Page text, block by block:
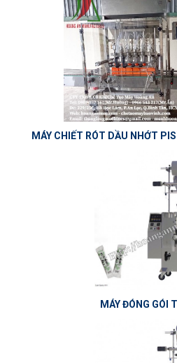
MÁY CHIẾT RÓT DẦU NHỚT
MÁY ĐÓNG GÓI